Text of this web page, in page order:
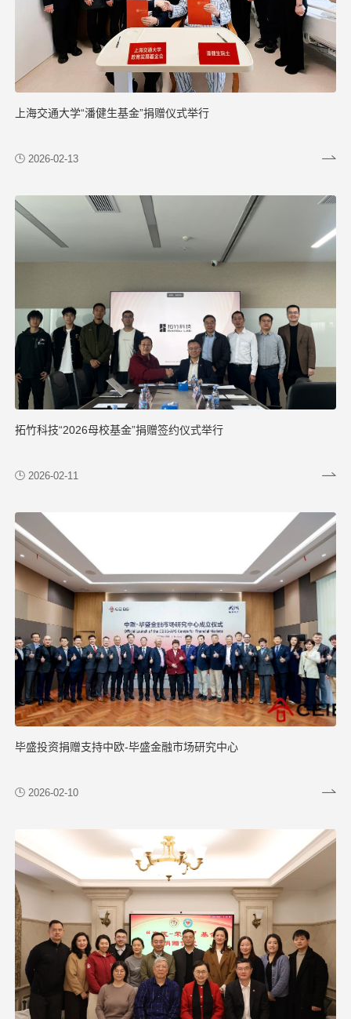
上海交通大学“潘健生基金”捐赠仪式举行
2026-02-13
拓竹科技“2026母校基金”捐赠签约仪式举行
2026-02-11
毕盛投资捐赠支持中欧-毕盛金融市场研究中心
2026-02-10